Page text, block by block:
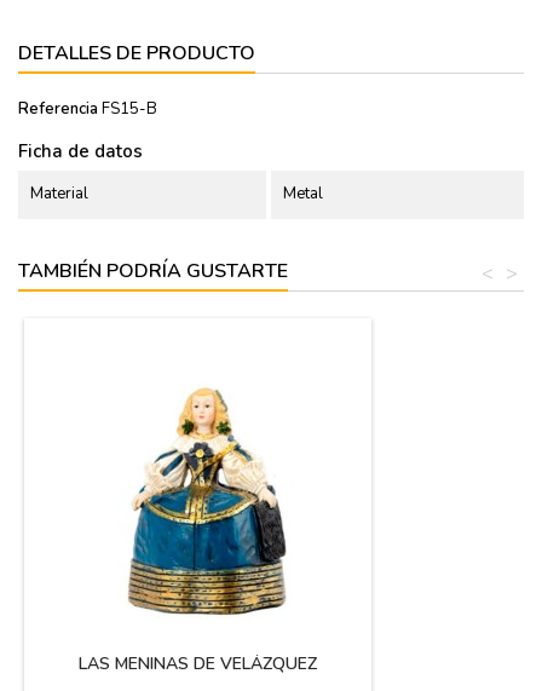
DETALLES DE PRODUCTO
Referencia FS15-B
Ficha de datos
Material Metal
TAMBIÉN PODRÍA GUSTARTE >
<
LAS MENINAS DE VELÁZQUEZ